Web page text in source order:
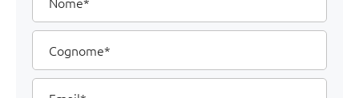
dati
Cognome
Email